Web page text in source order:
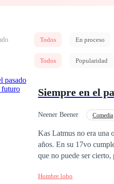
Todos En proceso
Todos Popularidad
Siempre en el
Neener Beener Comedia
Kas Latmus no era una
años. En su 17vo
que no puede ser cierto,
dispuesta a quitarse la
Hombre lobo